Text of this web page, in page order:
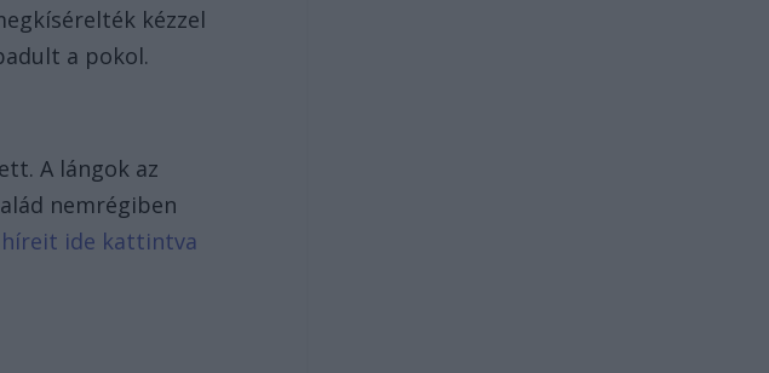
kézzel
a pokol.
A lángok az
nemrégiben
ide kattintva